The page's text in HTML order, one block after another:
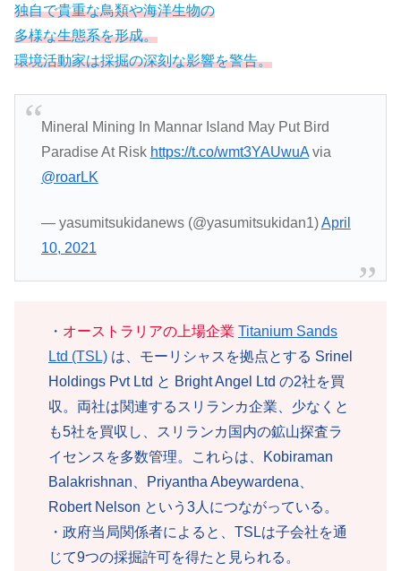
独自で貴重な鳥類や海洋生物の
多様な生態系を形成。
環境活動家は採掘の深刻な影響を警告。
Mineral Mining In Mannar Island May Put Bird
Paradise At Risk https://t.co/wmt3YAUwuAvia
@roarLK
— yasumitsukidanews (@yasumitsukidan1)April
10, 2021
・ オーストラリアの上場企業 Titanium Sands
Ltd (TSL) は、モーリシャスを拠点とする Srinel
Holdings Pvt Ltd と Bright Angel Ltd の2社を買
収。両社は関連するスリランカ企業、少なくと
も5社を買収し、スリランカ国内の鉱山探査ラ
イセンスを多数管理。これらは、Kobiraman
Balakrishnan、Priyantha Abeywardena、
Robert Nelson という3人につながっている。
・政府当局関係者によると、TSLは子会社を通
じて9つの採掘許可を得たと見られる。